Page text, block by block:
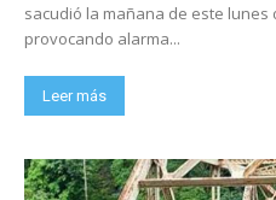
sacudió la mañana de este
provocando alarma...
Leer más